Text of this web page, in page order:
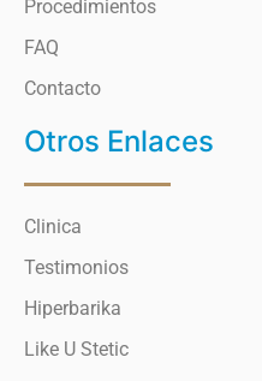
Procedimientos
FAQ
Contacto
Otros Enlaces
Clinica
Testimonios
Hiperbarika
Like U Stetic